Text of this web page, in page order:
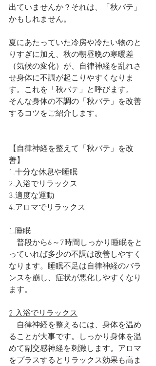
出ていませんか？それは、「秋バテ」
かもしれません。
夏にあたっていた冷房や冷たい物のと
りすぎに加え、秋の朝昼晩の寒暖差
（気候の変化）が、自律神経を乱れさ
せ身体に不調が起こりやすくなりま
す。これを「秋バテ」と呼びます。
そんな身体の不調の「秋バテ」を改善
するコツをご紹介します。
【自律神経を整えて「秋バテ」を改
善】
1.十分な休息や睡眠
2.入浴でリラックス
3.適度な運動
4.アロマでリラックス
1.睡眠
普段から6～7時間しっかり睡眠をと
っていれば多少の不調は改善しやすく
なります。睡眠不足は自律神経のバラ
ンスを崩し、症状が悪化しやすくなり
ます。
2.入浴でリラックス
自律神経を整えるには、身体を温め
ることが大事です。しっかり身体を温
めて副交感神経を刺激します。アロマ
をプラスするとリラックス効果も高ま